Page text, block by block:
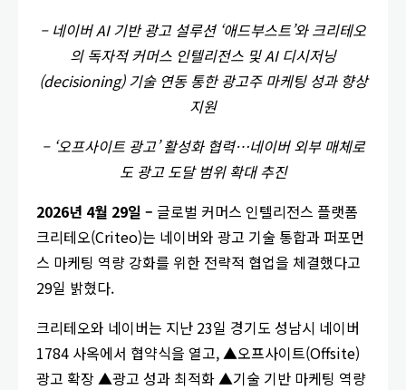
– 네이버 AI 기반 광고 설루션 ‘애드부스트’와 크리테오
의 독자적 커머스 인텔리전스 및 AI 디시저닝
(decisioning) 기술 연동 통한 광고주 마케팅 성과 향상
지원
– ‘오프사이트 광고’ 활성화 협력…네이버 외부 매체로
도 광고 도달 범위 확대 추진
2026년 4월 29일 – 글로벌 커머스 인텔리전스 플랫폼
크리테오(Criteo)는 네이버와 광고 기술 통합과 퍼포먼
스 마케팅 역량 강화를 위한 전략적 협업을 체결했다고
29일 밝혔다.
크리테오와 네이버는 지난 23일 경기도 성남시 네이버
1784 사옥에서 협약식을 열고, ▲오프사이트(Offsite)
광고 확장 ▲광고 성과 최적화 ▲기술 기반 마케팅 역량